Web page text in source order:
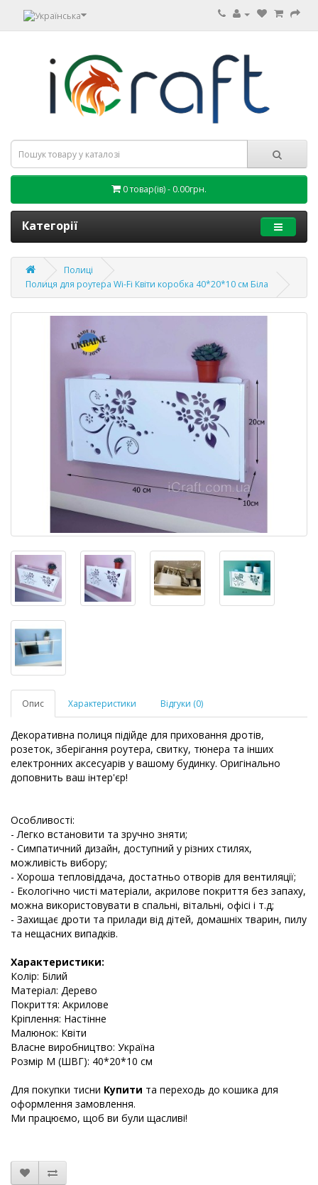
0 товар(ів) - 0.00грн.
Категорії
Полиці
Полиця для роутера Wi-Fi Квіти коробка 40*20*10 см Біла
Опис Характеристики Відгуки (0)
Декоративна полиця підійде для приховання дротів,
розеток, зберігання роутера, свитку, тюнера та інших
електронних аксесуарів у вашому будинку. Оригінально
доповнить ваш інтер'єр!
Особливості:
- Легко встановити та зручно зняти;
- Симпатичний дизайн, доступний у різних стилях,
можливість вибору;
- Хороша тепловіддача, достатньо отворів для вентиляції;
- Екологічно чисті матеріали, акрилове покриття без запаху,
можна використовувати в спальні, вітальні, офісі і т.д;
- Захищає дроти та прилади від дітей, домашніх тварин, пилу
та нещасних випадків.
Характеристики:
Колір: Білий
Матеріал: Дерево
Покриття: Акрилове
Кріплення: Настінне
Малюнок: Квіти
Власне виробництво: Україна
Розмір М (ШВГ): 40*20*10 см
Для покупки тисни Купити та переходь до кошика для
оформлення замовлення.
Ми працюємо, щоб ви були щасливі!